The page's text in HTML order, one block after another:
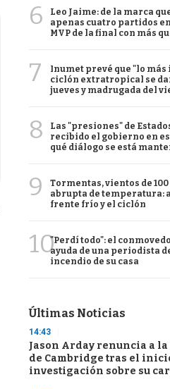
6
Leo Jaime: de la marca
apenas cuatro partidos
MVP de la final con más
7
Inumet prevé que "lo más
ciclón extratropical se
jueves y madrugada del
8
Las "presiones" de
recibido el gobierno en
qué diálogo se está
9
Tormentas, vientos de
abrupta de temperatura:
frente frío y el ciclón
10"Perdí todo": el
ayuda de una periodista
incendio de su casa
Últimas Noticias
14:43
Jason Arday renuncia a
de Cambridge tras el
investigación sobre su